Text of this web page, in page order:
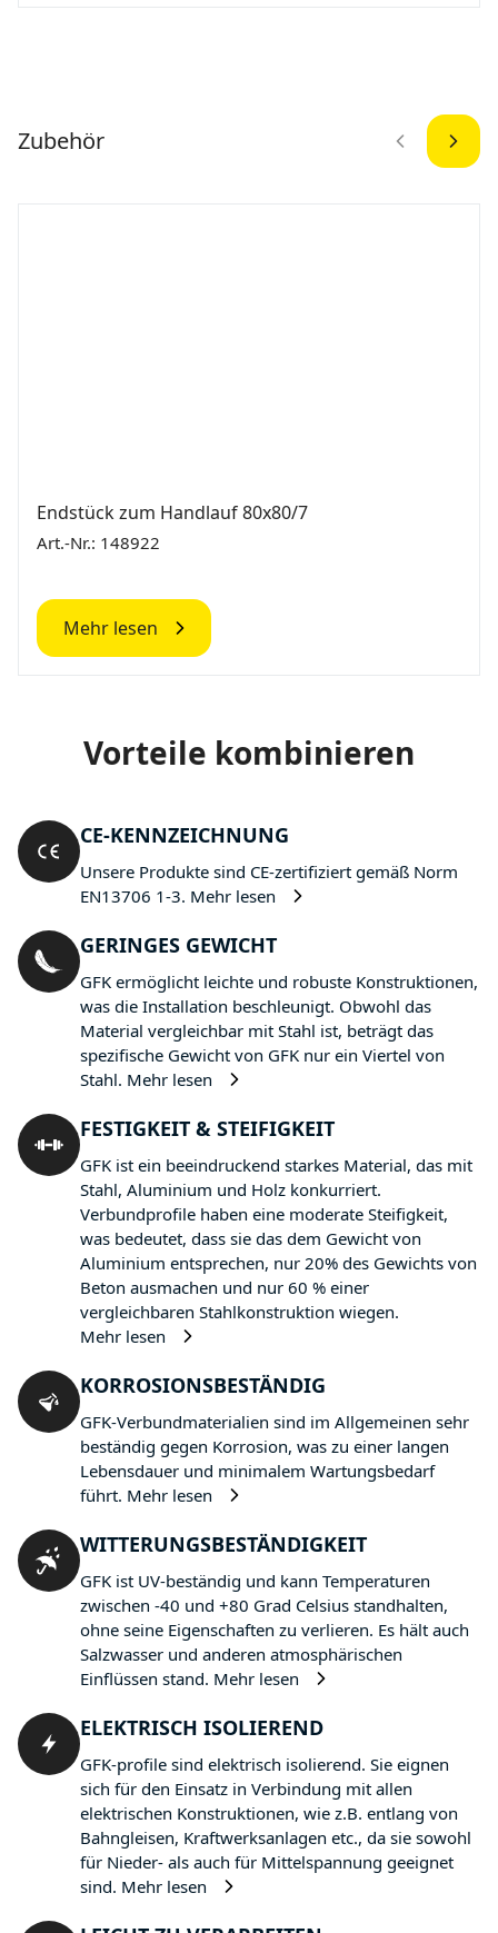
Zubehör
Endstück zum Handlauf 80x80/7
Art.-Nr.: 148922
Mehr lesen
Vorteile kombinieren
CE-KENNZEICHNUNG
Unsere Produkte sind CE-zertifiziert gemäß Norm
EN13706 1-3. Mehr lesen
GERINGES GEWICHT
GFK ermöglicht leichte und robuste Konstruktionen,
was die Installation beschleunigt. Obwohl das
Material vergleichbar mit Stahl ist, beträgt das
spezifische Gewicht von GFK nur ein Viertel von
Stahl. Mehr lesen
FESTIGKEIT & STEIFIGKEIT
GFK ist ein beeindruckend starkes Material, das mit
Stahl, Aluminium und Holz konkurriert.
Verbundprofile haben eine moderate Steifigkeit,
was bedeutet, dass sie das dem Gewicht von
Aluminium entsprechen, nur 20% des Gewichts von
Beton ausmachen und nur 60 % einer
vergleichbaren Stahlkonstruktion wiegen.
Mehr lesen
KORROSIONSBESTÄNDIG
GFK-Verbundmaterialien sind im Allgemeinen sehr
beständig gegen Korrosion, was zu einer langen
Lebensdauer und minimalem Wartungsbedarf
führt. Mehr lesen
WITTERUNGSBESTÄNDIGKEIT
GFK ist UV-beständig und kann Temperaturen
zwischen -40 und +80 Grad Celsius standhalten,
ohne seine Eigenschaften zu verlieren. Es hält auch
Salzwasser und anderen atmosphärischen
Einflüssen stand. Mehr lesen
ELEKTRISCH ISOLIEREND
GFK-profile sind elektrisch isolierend. Sie eignen
sich für den Einsatz in Verbindung mit allen
elektrischen Konstruktionen, wie z.B. entlang von
Bahngleisen, Kraftwerksanlagen etc., da sie sowohl
für Nieder- als auch für Mittelspannung geeignet
sind. Mehr lesen